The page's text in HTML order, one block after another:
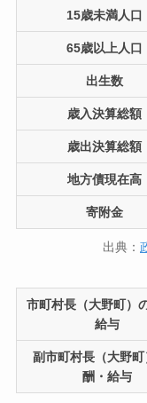
15歳未満人口
65歳以上人口
出生数
歳入決算総額
歳出決算総額
地方債現在高
寄附金
出典：
市町村長（大野町）
給与
副市町村長（大野町
酬・給与